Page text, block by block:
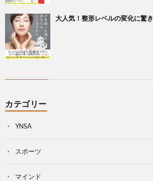
大人気！整形レベルの変化に驚き
カテゴリー
YNSA
スポーツ
マインド